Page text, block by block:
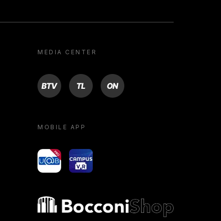
MEDIA CENTER
BTV TL ON
MOBILE APP
yoU@B Campus VR
Bocconi shop